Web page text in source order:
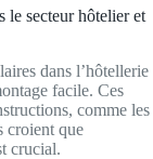
le secteur hôtelier et
dans l’hôtellerie
facile. Ces
comme les
croient que
crucial.